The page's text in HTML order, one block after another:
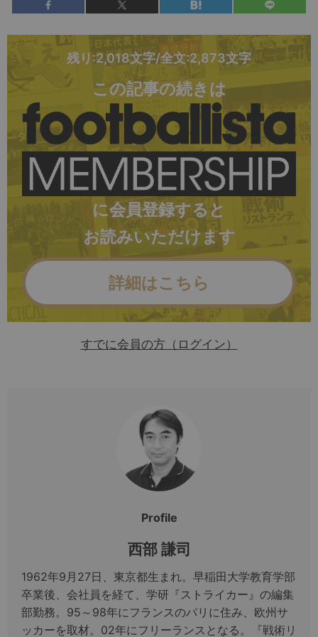
残り:2,018文字/全文:2,873文字
この記事の続きは
に会員登録すると
お読みいただけます
詳細はこちら
すでに会員の方（ログイン）
Profile
西部 謙司
1962年9月27日、東京都生まれ。早稲田大学教育学部
卒業後、会社員を経て、学研『ストライカー』の編集
部勤務。95～98年にフランスのパリに住み、欧州サ
ッカーを取材。02年にフリーランスとなる。『戦術リ